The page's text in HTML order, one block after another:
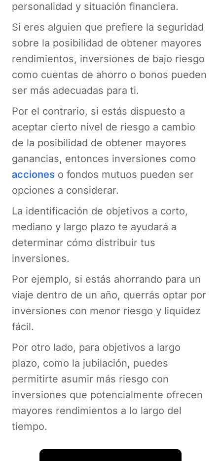
personalidad y situación financiera.
Si eres alguien que prefiere la seguridad
sobre la posibilidad de obtener mayores
rendimientos, inversiones de bajo riesgo
como cuentas de ahorro o bonos pueden
ser más adecuadas para ti.
Por el contrario, si estás dispuesto a
aceptar cierto nivel de riesgo a cambio
de la posibilidad de obtener mayores
ganancias, entonces inversiones como
acciones o fondos mutuos pueden ser
opciones a considerar.
La identificación de objetivos a corto,
mediano y largo plazo te ayudará a
determinar cómo distribuir tus
inversiones.
Por ejemplo, si estás ahorrando para un
viaje dentro de un año, querrás optar por
inversiones con menor riesgo y liquidez
fácil.
Por otro lado, para objetivos a largo
plazo, como la jubilación, puedes
permitirte asumir más riesgo con
inversiones que potencialmente ofrecen
mayores rendimientos a lo largo del
tiempo.